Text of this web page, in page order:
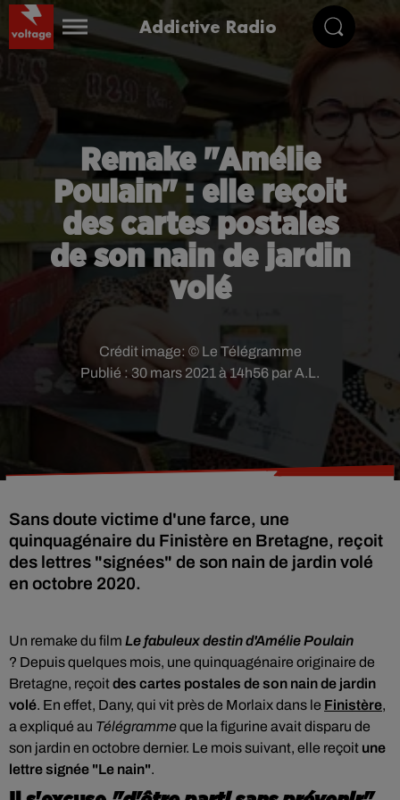
Addictive Radio
Remake "Amélie
Poulain" : elle reçoit
des cartes postales
de son nain de jardin
volé
Publié : 30 mars 2021 à 14h56 par A.L.
Crédit image: © Le Télégramme
Sans doute victime d'une farce, une
quinquagénaire du Finistère en Bretagne, reçoit
des lettres "signées" de son nain de jardin volé
en octobre 2020.
Un remake du film Le fabuleux destin d'Amélie Poulain
? Depuis quelques mois, une quinquagénaire originaire de
Bretagne, reçoitdes cartes postales de son nain de jardin
volé. En effet, Dany, qui vit près de Morlaix dans le Finistère,
a expliqué au Télégrammeque la figurine avait disparu de
son jardin en octobre dernier. Le mois suivant, elle reçoit une
lettre signée "Le nain".